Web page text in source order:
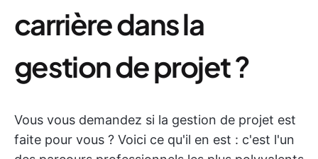
carrière dans la
gestion de projet ?
Vous vous demandez si la gestion de projet est
faite pour vous ? Voici ce qu'il en est : c'est l'un